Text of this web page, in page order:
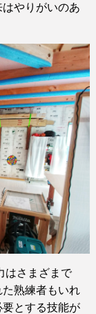
やりがいのあ
はさまざまで
熟練者もいれ
とする技能が